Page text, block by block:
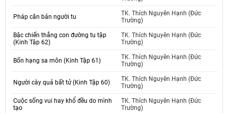
Pháp căn bản người tu
TK. Thích Nguyên Hạnh (Đức
Trường)
Bậc chiến thắng con đường tu tập
(Kinh Tập 62)
TK. Thích Nguyên Hạnh (Đức
Trường)
Bốn hạng sa môn (Kinh Tập 61)
TK. Thích Nguyên Hạnh (Đức
Trường)
Người cày quả bất tử (Kinh Tập 60)
TK. Thích Nguyên Hạnh (Đức
Trường)
Cuộc sống vui hay khổ đều do mình
tạo
TK. Thích Nguyên Hạnh (Đức
Trường)